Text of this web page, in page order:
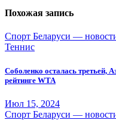
Похожая запись
Спорт Беларуси —
Теннис
Соболенко осталась третьей,
рейтинге WTA
Июл 15, 2024
Спорт Беларуси —